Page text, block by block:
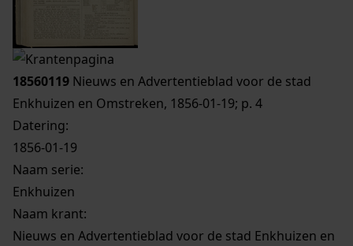
18560119 Nieuws en Advertentieblad voor de stad
Enkhuizen en Omstreken, 1856-01-19; p. 4
Datering:
1856-01-19
Naam serie:
Enkhuizen
Naam krant:
Nieuws en Advertentieblad voor de stad Enkhuizen en